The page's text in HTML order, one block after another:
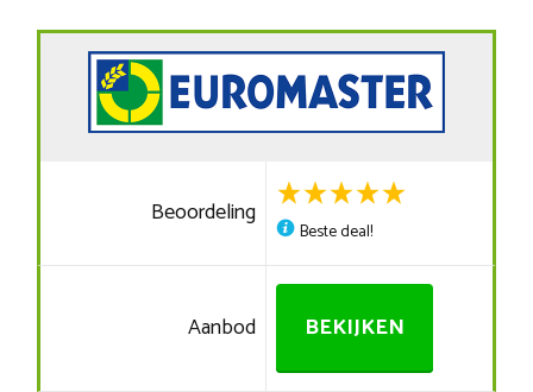
Beoordeling
Beste deal!
Aanbod BEKIJKEN